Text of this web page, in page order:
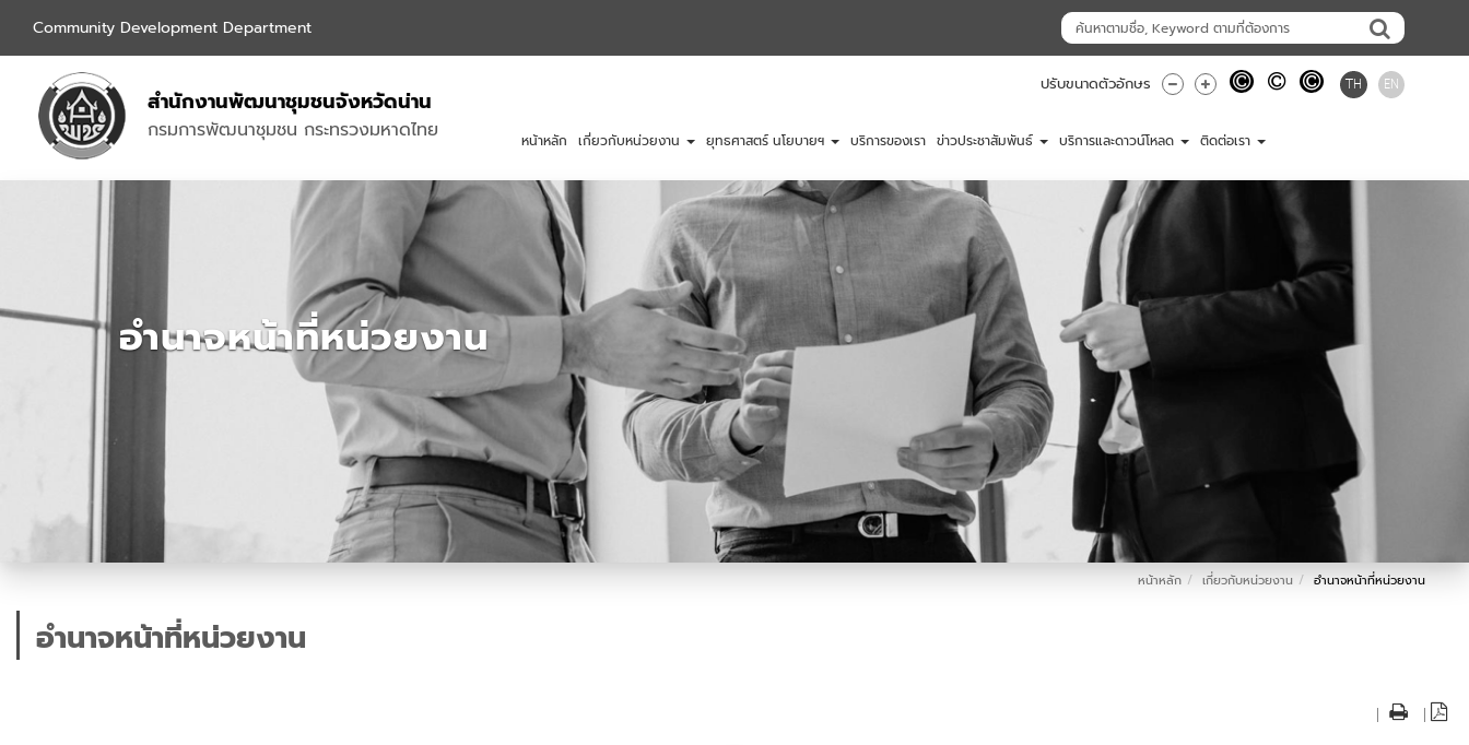
Community Development Department
สำนักงานพัฒนาชุมชนจังหวัดน่าน
กรมการพัฒนาชุมชน กระทรวงมหาดไทย
ปรับขนาดตัวอักษร TH EN
หน้าหลัก เกี่ยวกับหน่วยงาน ยุทธศาสตร์ นโยบายฯ บริการของเรา ข่าวประชาสัมพันธ์ บริการและดาวน์โหลด ติดต่อเรา
อำนาจหน้าที่หน่วยงาน
หน้าหลัก เกี่ยวกับหน่วยงาน อำนาจหน้าที่หน่วยงาน
อำนาจหน้าที่หน่วยงาน
| |